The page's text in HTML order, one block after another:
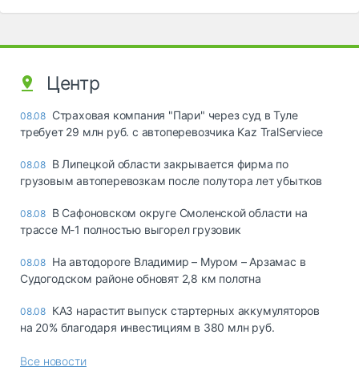
Центр
08.08 Страховая компания "Пари" через суд в Туле
требует 29 млн руб. с автоперевозчика Kaz TralServiece
08.08 В Липецкой области закрывается фирма по
грузовым автоперевозкам после полутора лет убытков
08.08 В Сафоновском округе Смоленской области на
трассе М-1 полностью выгорел грузовик
08.08 На автодороге Владимир – Муром – Арзамас в
Судогодском районе обновят 2,8 км полотна
08.08 КАЗ нарастит выпуск стартерных аккумуляторов
на 20% благодаря инвестициям в 380 млн руб.
Все новости